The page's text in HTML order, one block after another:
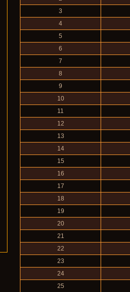
3
4
5
6
7
8
9
10
11
12
13
14
15
16
17
18
19
20
21
22
23
24
25